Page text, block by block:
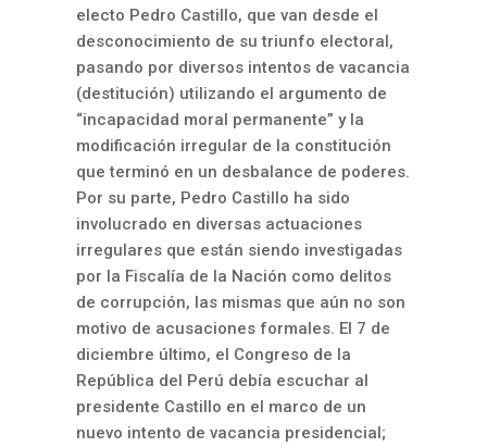
electo Pedro Castillo, que van desde el
desconocimiento de su triunfo electoral,
pasando por diversos intentos de vacancia
(destitución) utilizando el argumento de
“incapacidad moral permanente” y la
modificación irregular de la constitución
que terminó en un desbalance de poderes.
Por su parte, Pedro Castillo ha sido
involucrado en diversas actuaciones
irregulares que están siendo investigadas
por la Fiscalía de la Nación como delitos
de corrupción, las mismas que aún no son
motivo de acusaciones formales. El 7 de
diciembre último, el Congreso de la
República del Perú debía escuchar al
presidente Castillo en el marco de un
nuevo intento de vacancia presidencial;